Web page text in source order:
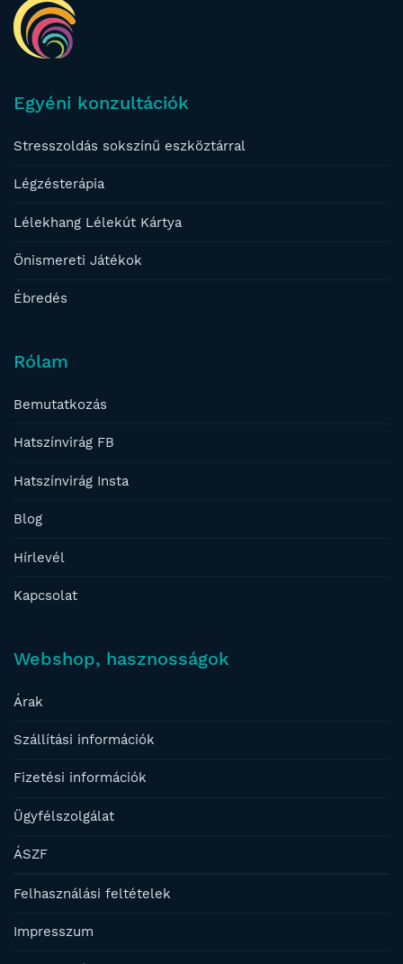
Egyéni konzultációk
Stresszoldás sokszínű eszköztárral
Légzésterápia
Lélekhang Lélekút Kártya
Önismereti Játékok
Ébredés
Rólam
Bemutatkozás
Hatszínvirág FB
Hatszínvirág Insta
Blog
Hírlevél
Kapcsolat
Webshop, hasznosságok
Árak
Szállítási információk
Fizetési információk
Ügyfélszolgálat
ÁSZF
Felhasználási feltételek
Impresszum